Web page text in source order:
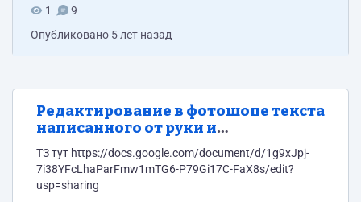
1
9
Опубликовано 5 лет назад
Редактирование в фотошопе текста
написанного от руки и
напечатанного.
ТЗ тут https://docs.google.com/document/d/1g9xJpj-
7i38YFcLhaParFmw1mTG6-P79Gi17C-FaX8s/edit?
usp=sharing